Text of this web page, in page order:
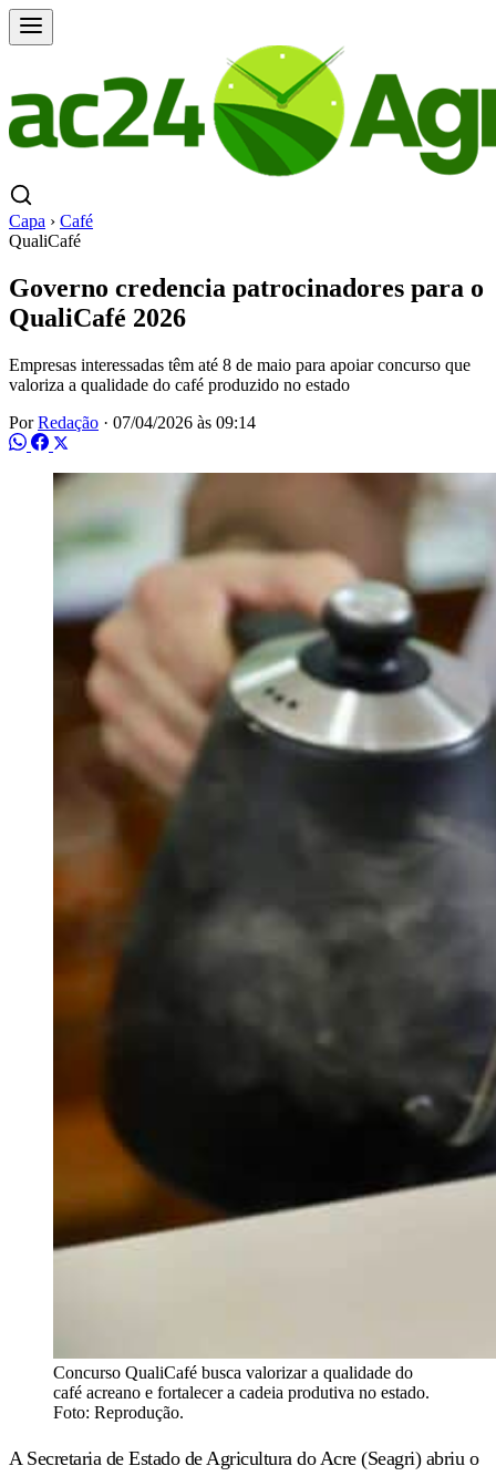
Capa › Café
QualiCafé
Governo credencia patrocinadores para o
QualiCafé 2026
Empresas interessadas têm até 8 de maio para apoiar concurso que
valoriza a qualidade do café produzido no estado
PorRedação · 07/04/2026 às 09:14
Concurso QualiCafé busca valorizar a qualidade do
café acreano e fortalecer a cadeia produtiva no estado.
Foto: Reprodução.
A Secretaria de Estado de Agricultura do Acre (Seagri) abriu o